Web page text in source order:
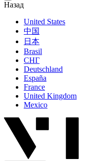
Назад
United States
中国
日本
Brasil
СНГ
Deutschland
España
France
United Kingdom
Mexico